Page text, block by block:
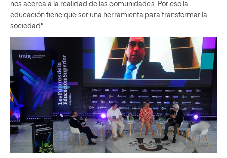
nos acerca a la realidad de las comunidades. Por eso la
educación tiene que ser una herramienta para transformar la
sociedad”.